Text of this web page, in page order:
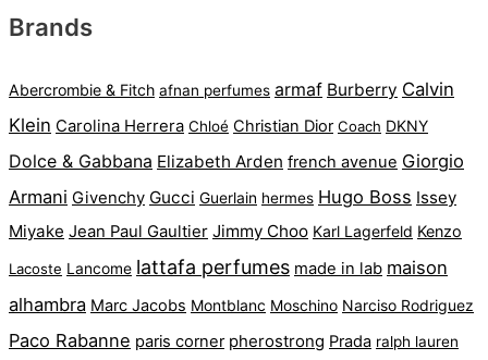
Brands
Abercrombie & Fitch afnan perfumes armaf Burberry Calvin
Klein Carolina Herrera Chloé Christian Dior Coach DKNY
Dolce & Gabbana Elizabeth Arden french avenue Giorgio
Armani Givenchy Gucci Guerlain hermes Hugo Boss Issey
Miyake Jean Paul Gaultier Jimmy Choo Karl Lagerfeld Kenzo
Lacoste Lancome lattafa perfumes made in lab maison
alhambra Marc Jacobs Montblanc Moschino Narciso Rodriguez
Paco Rabanne paris corner pherostrong Prada ralph lauren